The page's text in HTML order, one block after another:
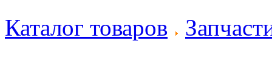
Каталог товаров